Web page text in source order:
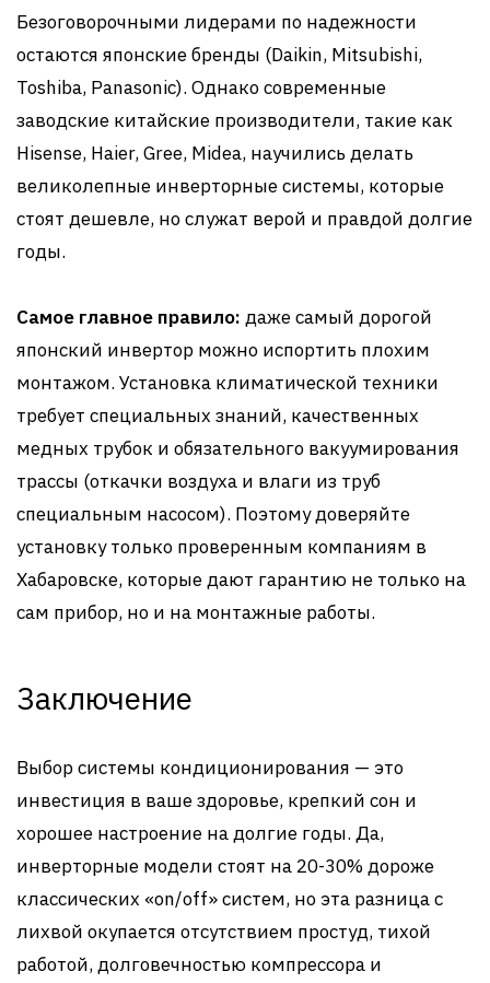
Безоговорочными лидерами по надежности
остаются японские бренды (Daikin, Mitsubishi,
Toshiba, Panasonic). Однако современные
заводские китайские производители, такие как
Hisense, Haier, Gree, Midea, научились делать
великолепные инверторные системы, которые
стоят дешевле, но служат верой и правдой долгие
годы.
Самое главное правило: даже самый дорогой
японский инвертор можно испортить плохим
монтажом. Установка климатической техники
требует специальных знаний, качественных
медных трубок и обязательного вакуумирования
трассы (откачки воздуха и влаги из труб
специальным насосом). Поэтому доверяйте
установку только проверенным компаниям в
Хабаровске, которые дают гарантию не только на
сам прибор, но и на монтажные работы.
Заключение
Выбор системы кондиционирования — это
инвестиция в ваше здоровье, крепкий сон и
хорошее настроение на долгие годы. Да,
инверторные модели стоят на 20-30% дороже
классических «on/off» систем, но эта разница с
лихвой окупается отсутствием простуд, тихой
работой, долговечностью компрессора и